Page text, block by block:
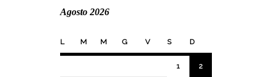
Agosto 2026
L M M G V S D
1 2